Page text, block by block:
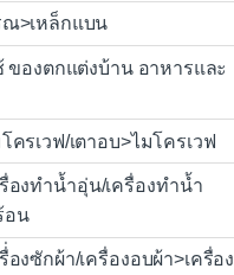
ณ>เหล็กแบน
ของตกแต่งบ้าน อาหารและ
ครเวฟ/เตาอบ>ไมโครเวฟ
องทำน้ำอุ่น/เครื่องทำน้ำ
อน
องซักผ้า/เครื่องอบผ้า>เครื่อง